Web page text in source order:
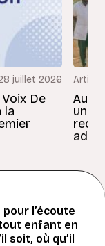
juillet 2026
De
la
Article
Au
l’écoute
enfant en
soit, où qu’il